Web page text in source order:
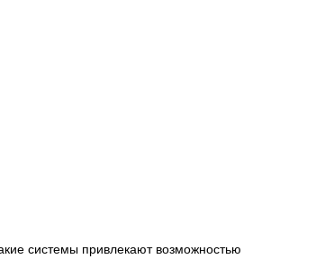
системы привлекают возможностью